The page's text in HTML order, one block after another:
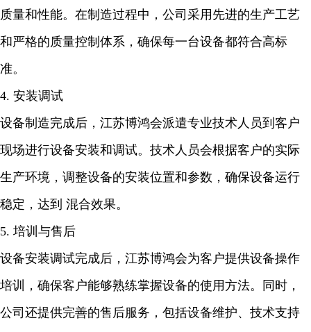
质量和性能。在制造过程中，公司采用先进的生产工艺
和严格的质量控制体系，确保每一台设备都符合高标
准。
4. 安装调试
设备制造完成后，江苏博鸿会派遣专业技术人员到客户
现场进行设备安装和调试。技术人员会根据客户的实际
生产环境，调整设备的安装位置和参数，确保设备运行
稳定，达到 混合效果。
5. 培训与售后
设备安装调试完成后，江苏博鸿会为客户提供设备操作
培训，确保客户能够熟练掌握设备的使用方法。同时，
公司还提供完善的售后服务，包括设备维护、技术支持